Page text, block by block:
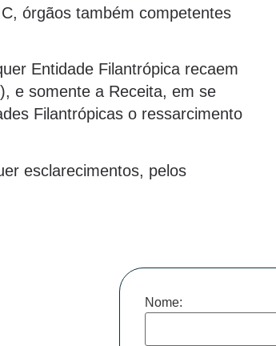
órgãos também competentes
Entidade Filantrópica recaem
e somente a Receita, em se
Filantrópicas o ressarcimento
esclarecimentos, pelos
Nome: